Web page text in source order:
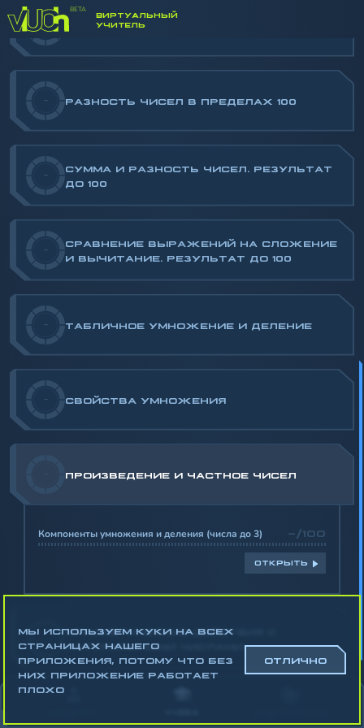
ВИРТУАЛЬНЫЙ
УЧИТЕЛЬ
- СУММА ЧИСЕЛ. РЕЗУЛЬТАТ ДО 100
- РАЗНОСТЬ ЧИСЕЛ В ПРЕДЕЛАХ 100
-
СУММА И РАЗНОСТЬ ЧИСЕЛ. РЕЗУЛЬТАТ
ДО 100
-
СРАВНЕНИЕ ВЫРАЖЕНИЙ НА СЛОЖЕНИЕ
И ВЫЧИТАНИЕ. РЕЗУЛЬТАТ ДО 100
- ТАБЛИЧНОЕ УМНОЖЕНИЕ И ДЕЛЕНИЕ
- СВОЙСТВА УМНОЖЕНИЯ
ПРОИЗВЕДЕНИЕ И ЧАСТНОЕ ЧИСЕЛ
Компоненты умножения и деления (числа до 3) -/100
ОТКРЫТЬ
АРИФМЕТИЧЕСКИЕ ДЕЙСТВИЯ С
НАТУРАЛЬНЫМИ ЧИСЛАМИ
Математика
Геометрия
МЫ ИСПОЛЬЗУЕМ КУКИ НА ВСЕХ
СТРАНИЦАХ НАШЕГО
ПРИЛОЖЕНИЯ, ПОТОМУ ЧТО БЕЗ
НИХ ПРИЛОЖЕНИЕ РАБОТАЕТ
ПЛОХО
ОТЛИЧНО